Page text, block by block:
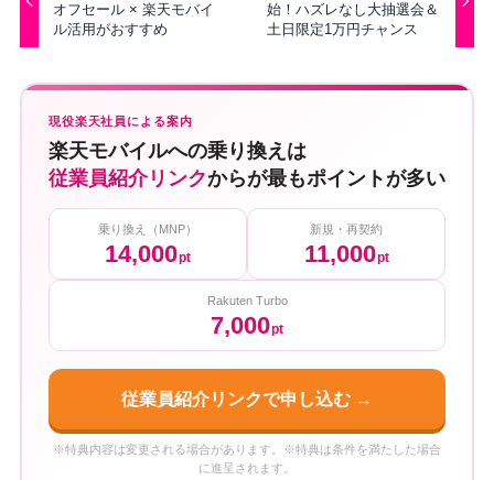
オフセール × 楽天モバイ
ル活用がおすすめ
始！ハズレなし大抽選会＆
土日限定1万円チャンス
現役楽天社員による案内
楽天モバイルへの乗り換えは
従業員紹介リンクからが最もポイントが多い
乗り換え（MNP）
14,000pt
新規・再契約
11,000pt
Rakuten Turbo
7,000pt
従業員紹介リンクで申し込む →
※特典内容は変更される場合があります。※特典は条件を満たした場合
に進呈されます。